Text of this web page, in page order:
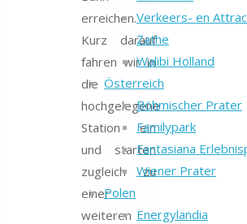
Verkeers- en
Zathe
Walibi Holland
Österreich
Böhmischer Prater
Familypark
Fantasiana
Wiener Prater
Polen
Energylandia
erreichen.
Kurz darauf
fahren wir in
die
hochgelegene
Station ein
und starten
zugleich zu
einer
weiteren